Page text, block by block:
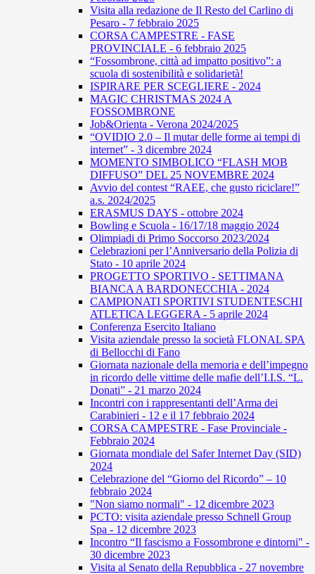
Visita alla redazione de Il Resto del Carlino di
Pesaro - 7 febbraio 2025
CORSA CAMPESTRE - FASE
PROVINCIALE - 6 febbraio 2025
“Fossombrone, città ad impatto positivo”: a
scuola di sostenibilità e solidarietà!
ISPIRARE PER SCEGLIERE - 2024
MAGIC CHRISTMAS 2024 A
FOSSOMBRONE
Job&Orienta - Verona 2024/2025
“OVIDIO 2.0 – Il mutar delle forme ai tempi di
internet” - 3 dicembre 2024
MOMENTO SIMBOLICO “FLASH MOB
DIFFUSO” DEL 25 NOVEMBRE 2024
Avvio del contest “RAEE, che gusto riciclare!”
a.s. 2024/2025
ERASMUS DAYS - ottobre 2024
Bowling e Scuola - 16/17/18 maggio 2024
Olimpiadi di Primo Soccorso 2023/2024
Celebrazioni per l’Anniversario della Polizia di
Stato - 10 aprile 2024
PROGETTO SPORTIVO - SETTIMANA
BIANCA A BARDONECCHIA - 2024
CAMPIONATI SPORTIVI STUDENTESCHI
ATLETICA LEGGERA - 5 aprile 2024
Conferenza Esercito Italiano
Visita aziendale presso la società FLONAL SPA
di Bellocchi di Fano
Giornata nazionale della memoria e dell’impegno
in ricordo delle vittime delle mafie dell’I.I.S. “L.
Donati” - 21 marzo 2024
Incontri con i rappresentanti dell’Arma dei
Carabinieri - 12 e il 17 febbraio 2024
CORSA CAMPESTRE - Fase Provinciale -
Febbraio 2024
Giornata mondiale del Safer Internet Day (SID)
2024
Celebrazione del “Giorno del Ricordo” – 10
febbraio 2024
"Non siamo normali" - 12 dicembre 2023
PCTO: visita aziendale presso Schnell Group
Spa - 12 dicembre 2023
Incontro “Il fascismo a Fossombrone e dintorni" -
30 dicembre 2023
Visita al Senato della Repubblica - 27 novembre